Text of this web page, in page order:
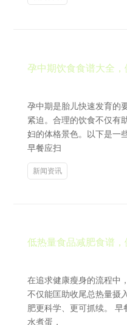
孕中期饮食食谱大全，
孕中期是胎儿快速发育的
紧迫。合理的饮食不仅有
妇的体格景色。以下是一
早餐应扫
新闻资讯
低热量食品减肥食谱
在追求健康瘦身的流程中
不仅能匡助收尾总热量摄
肥更科学、更可抓续。 早
水煮蛋，